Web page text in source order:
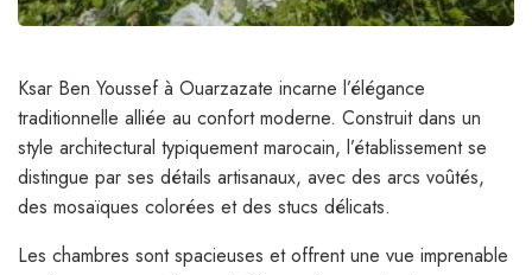
Ksar Ben Youssef à Ouarzazate incarne l’élégance
traditionnelle alliée au confort moderne. Construit dans un
style architectural typiquement marocain, l’établissement se
distingue par ses détails artisanaux, avec des arcs voûtés,
des mosaïques colorées et des stucs délicats.
Les chambres sont spacieuses et offrent une vue imprenable